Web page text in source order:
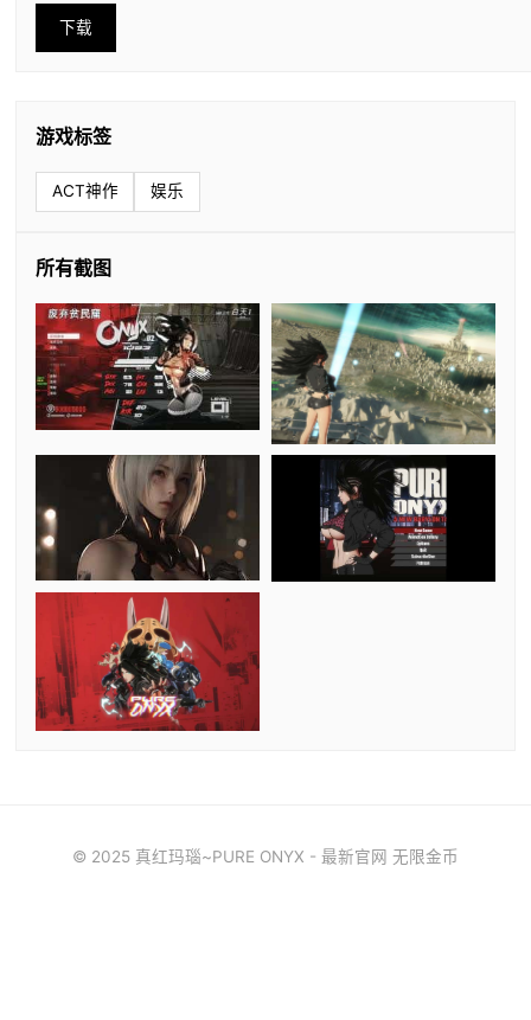
下载
游戏标签
ACT神作 娱乐
所有截图
© 2025 真红玛瑙~PURE ONYX - 最新官网 无限金币